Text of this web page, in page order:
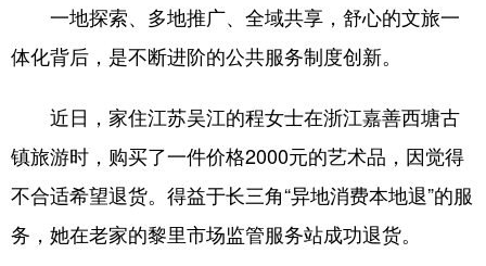
一地探索、多地推广、全域共享，舒心的文旅一
体化背后，是不断进阶的公共服务制度创新。
近日，家住江苏吴江的程女士在浙江嘉善西塘古
镇旅游时，购买了一件价格2000元的艺术品，因觉得
不合适希望退货。得益于长三角“异地消费本地退”的服
务，她在老家的黎里市场监管服务站成功退货。